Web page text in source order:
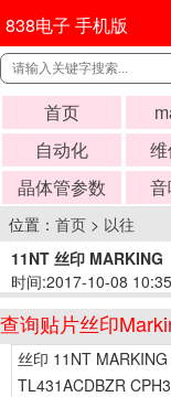
838电子 手机版
首页
自动化
晶体管参数
位置： 首页 > 以往
11NT 丝印 MARKING
时间:2017-10-08
查询贴片丝印
丝印 11NT
TL431ACDBZR